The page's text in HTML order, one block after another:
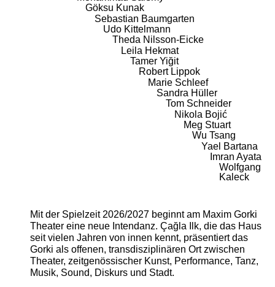
Göksu Kunak
Sebastian Baumgarten
Udo Kittelmann
Theda Nilsson-Eicke
Leila Hekmat
Tamer Yiğit
Robert Lippok
Marie Schleef
Sandra Hüller
Tom Schneider
Nikola Bojić
Meg Stuart
Wu Tsang
Yael Bartana
Imran Ayata
Wolfgang
Kaleck
Mit der Spielzeit 2026/2027 beginnt am Maxim Gorki
Theater eine neue Intendanz. Çağla Ilk, die das Haus
seit vielen Jahren von innen kennt, präsentiert das
Gorki als offenen, transdisziplinären Ort zwischen
Theater, zeitgenössischer Kunst, Performance, Tanz,
Musik, Sound, Diskurs und Stadt.